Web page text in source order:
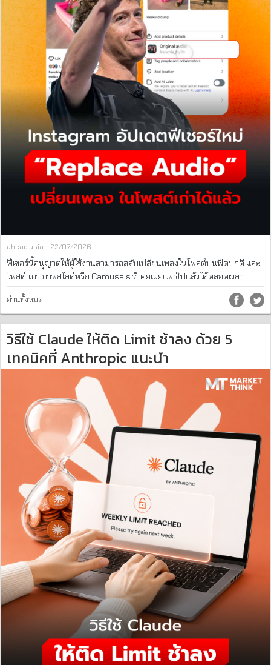
ahead.asia - 22/07/2026
ฟีเชอร์นี้อนุญาตให้ผู้ใช้งานสามารถสลับเปลี่ยนเพลงในโพสต์บนฟีดปกติ และ
โพสต์แบบภาพสไลด์หรือ Carousels ที่เคยเผยแพร่ไปแล้วได้ตลอดเวลา
อ่านทั้งหมด
วิธีใช้ Claude ให้ติด Limit ช้าลง ด้วย 5
เทคนิคที่ Anthropic แนะนำ